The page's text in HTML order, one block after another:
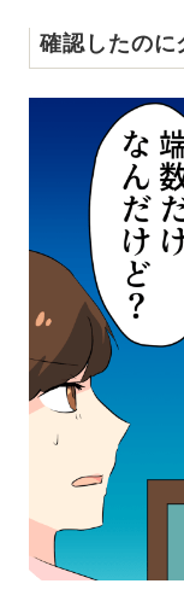
確認したの